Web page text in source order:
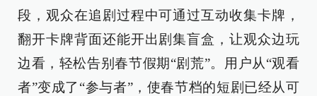
段，观众在追剧过程中可通过互动收集卡牌，
翻开卡牌背面还能开出剧集盲盒，让观众边玩
边看，轻松告别春节假期“剧荒”。用户从“观看
者”变成了“参与者”，使春节档的短剧已经从可